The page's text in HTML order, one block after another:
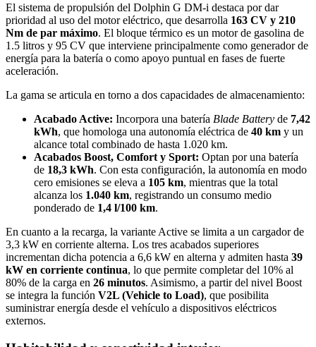
El sistema de propulsión del Dolphin G DM-i destaca por dar
prioridad al uso del motor eléctrico, que desarrolla 163 CV y 210
Nm de par máximo. El bloque térmico es un motor de gasolina de
1.5 litros y 95 CV que interviene principalmente como generador de
energía para la batería o como apoyo puntual en fases de fuerte
aceleración.
La gama se articula en torno a dos capacidades de almacenamiento:
Acabado Active: Incorpora una batería Blade Battery de 7,42
kWh, que homologa una autonomía eléctrica de 40 km y un
alcance total combinado de hasta 1.020 km.
Acabados Boost, Comfort y Sport: Optan por una batería
de 18,3 kWh. Con esta configuración, la autonomía en modo
cero emisiones se eleva a 105 km, mientras que la total
alcanza los 1.040 km, registrando un consumo medio
ponderado de 1,4 l/100 km.
En cuanto a la recarga, la variante Active se limita a un cargador de
3,3 kW en corriente alterna. Los tres acabados superiores
incrementan dicha potencia a 6,6 kW en alterna y admiten hasta 39
kW en corriente continua, lo que permite completar del 10% al
80% de la carga en 26 minutos. Asimismo, a partir del nivel Boost
se integra la función V2L (Vehicle to Load), que posibilita
suministrar energía desde el vehículo a dispositivos eléctricos
externos.